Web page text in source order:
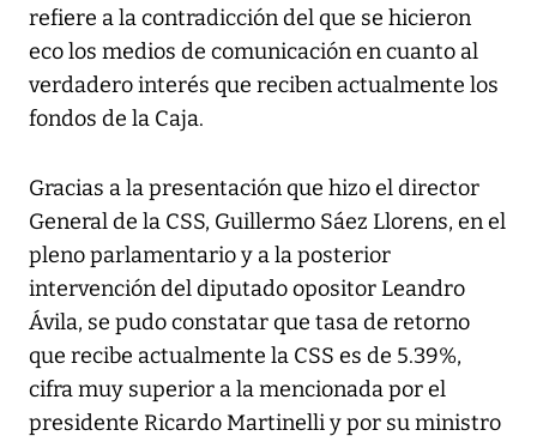
refiere a la contradicción del que se hicieron
eco los medios de comunicación en cuanto al
verdadero interés que reciben actualmente los
fondos de la Caja.
Gracias a la presentación que hizo el director
General de la CSS, Guillermo Sáez Llorens, en el
pleno parlamentario y a la posterior
intervención del diputado opositor Leandro
Ávila, se pudo constatar que tasa de retorno
que recibe actualmente la CSS es de 5.39%,
cifra muy superior a la mencionada por el
presidente Ricardo Martinelli y por su ministro